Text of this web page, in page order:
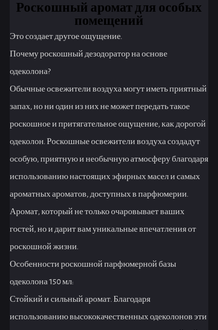
Роскошный аромат для особых
помещений
Это создает другое ощущение.
Почему роскошный дезодоратор на основе
одеколона?
Обычные освежители воздуха могут иметь приятный
запах, но ни один из них не может передать такое
роскошное и притягательное ощущение, как дорогой
одеколон. Роскошные освежители воздуха создадут
особую, приятную и необычную атмосферу благодаря
использованию настоящих эфирных масел и самых
ароматных ароматов, доступных в парфюмерии.
Аромат, который не только очаровывает ваших
гостей, но и дарит вам уникальные впечатления от
роскошной жизни.
Особенности роскошной парфюмерной базы
одеколона 150 мл:
Стойкий и сильный аромат. Благодаря
использованию высококачественных одеколонов эти